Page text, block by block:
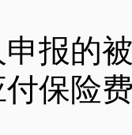
的被
付保险